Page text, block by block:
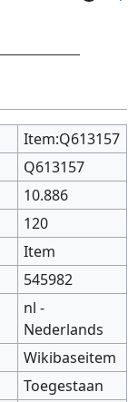
Item:Q613157
Q613157
10.886
120
Item
545982
nl -
Nederlands
Wikibaseitem
Toegestaan